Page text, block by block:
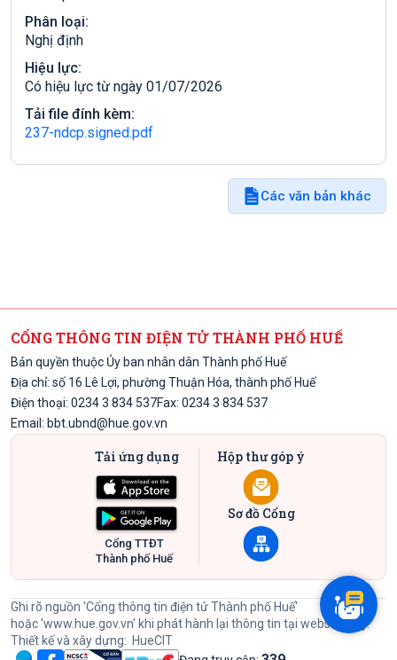
Phân loại:
Nghị định
Hiệu lực:
Có hiệu lực từ ngày 01/07/2026
Tải file đính kèm:
237-ndcp.signed.pdf
Các văn bản khác
CỔNG THÔNG TIN ĐIỆN TỬ THÀNH PHỐ HUẾ
Bản quyền thuộc Ủy ban nhân dân Thành phố Huế
Địa chỉ: số 16 Lê Lợi, phường Thuận Hóa, thành phố Huế
Điện thoại: 0234 3 834 537Fax: 0234 3 834 537
Email: bbt.ubnd@hue.gov.vn
Tải ứng dụng
Cổng TTĐT
Thành phố Huế
Hộp thư góp ý
Sơ đồ Cổng
Ghi rõ nguồn 'Cổng thông tin điện tử Thành phố Huế'
hoặc'www.hue.gov.vn' khi phát hành lại thông tin tại website này.
Thiết kế và xây dựng: HueCIT